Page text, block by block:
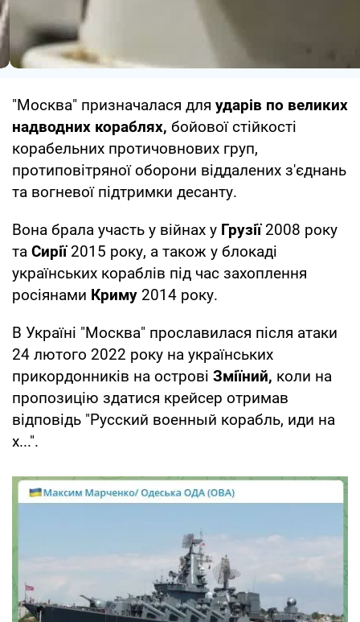
"Москва" призначалася для ударів по великих
надводних кораблях, бойової стійкості
корабельних протичовнових груп,
протиповітряної оборони віддалених з'єднань
та вогневої підтримки десанту.
Вона брала участь у війнах у Грузії 2008 року
та Сирії2015 року, а також у блокаді
українських кораблів під час захоплення
росіянами Криму 2014 року.
В Україні "Москва" прославилася після атаки
24 лютого 2022 року на українських
прикордонників на острові Зміїний, коли на
пропозицію здатися крейсер отримав
відповідь "Русский военный корабль, иди на
х...".